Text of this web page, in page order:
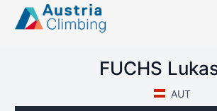
FUCHS
AUT